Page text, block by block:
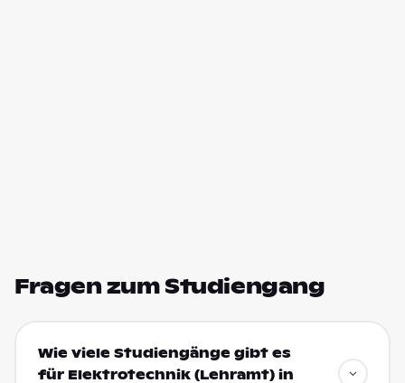
Fragen zum Studiengang
Wie viele Studiengänge gibt es
für Elektrotechnik (Lehramt) in